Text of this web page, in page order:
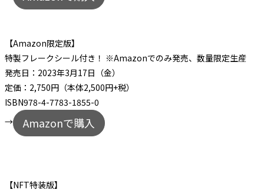
【Amazon限定版】
特製フレークシール付き！ ※Amazonでのみ発売、数量限定生産
発売日：2023年3月17日（金）
定価：2,750円（本体2,500円+税）
ISBN978-4-7783-1855-0
→
Amazonで購入
【NFT特装版】